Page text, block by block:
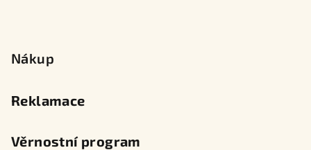
Nákup
Reklamace
Věrnostní program